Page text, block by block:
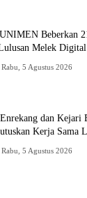
Beberkan
Melek
Rabu, 5 Agustus 2026
dan Kejari
Kerja Sama
Rabu, 5 Agustus 2026